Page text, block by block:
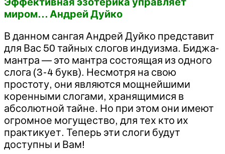
миром… Андрей Дуйко
В данном сангая Андрей Дуйко представит
для Вас 50 тайных слогов индуизма. Биджа-
мантра — это мантра состоящая из одного
слога (3-4 букв). Несмотря на свою
простоту, они являются мощнейшими
коренными слогами, хранящимися в
абсолютной тайне. Но при этом они имеют
огромное могущество, для тех кто их
практикует. Теперь эти слоги будут
доступны и Вам!